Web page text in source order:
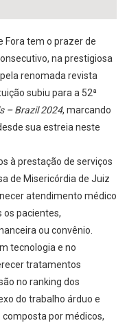
Fora tem o prazer de
na prestigiosa
renomada revista
subiu para a 52ª
– Brazil 2024, marcando
sua estreia neste
à prestação de serviços
de Misericórdia de Juiz
atendimento médico
os pacientes,
ou convênio.
tecnologia e no
tratamentos
no ranking dos
do trabalho árduo e
por médicos,